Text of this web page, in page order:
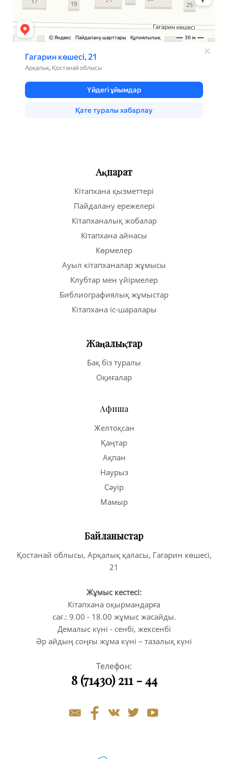
Ақпарат
Кітапхана қызметтері
Пайдалану ережелері
Кітапханалық жобалар
Кітапхана айнасы
Көрмелер
Ауыл кітапханалар жұмысы
Клубтар мен үйірмелер
Библиографиялық жұмыстар
Кітапхана іс-шаралары
Жаңалықтар
Бақ біз туралы
Оқиғалар
Афиша
Желтоқсан
Қаңтар
Ақпан
Наурыз
Сәуір
Мамыр
Байланыстар
Қостанай облысы, Арқалық қаласы, Гагарин көшесі,
21
Жұмыс кестесі:
Кітапхана оқырмандарға
сағ.: 9.00 - 18.00 жұмыс жасайды.
Демалыс күні - сенбі, жексенбі
Әр айдың соңғы жұма күні – тазалық күні
Телефон:
8 (71430) 211 - 44